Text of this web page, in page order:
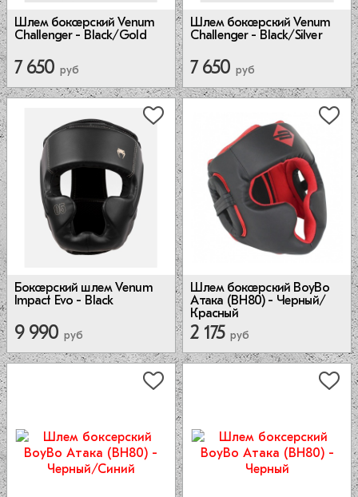
Шлем боксерский Venum
Challenger - Black/Gold
7 650 руб
Шлем боксерский Venum
Challenger - Black/Silver
7 650 руб
Боксерский шлем Venum
Impact Evo - Black
9 990 руб
Шлем боксерский BoyBo
Атака (BH80) - Черный/
Красный
2 175 руб